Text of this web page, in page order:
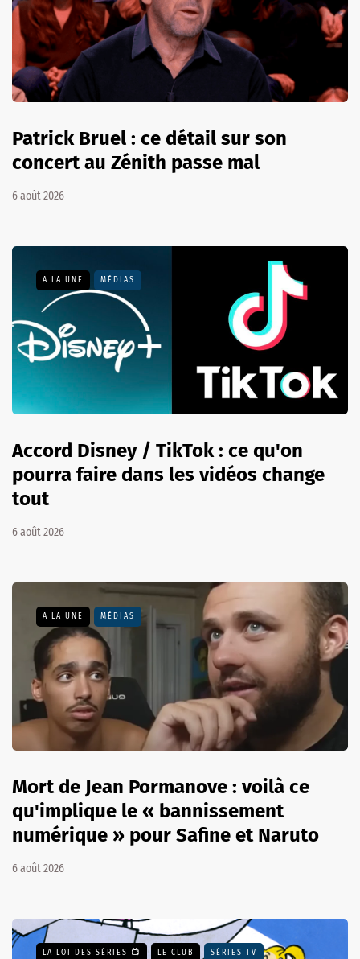
Patrick Bruel : ce détail sur son
concert au Zénith passe mal
6 août 2026
A LA UNE MÉDIAS
Accord Disney / TikTok : ce qu'on
pourra faire dans les vidéos change
tout
6 août 2026
A LA UNE MÉDIAS
Mort de Jean Pormanove : voilà ce
qu'implique le « bannissement
numérique » pour Safine et Naruto
6 août 2026
LA LOI DES SÉRIES 📺 LE CLUB SÉRIES TV